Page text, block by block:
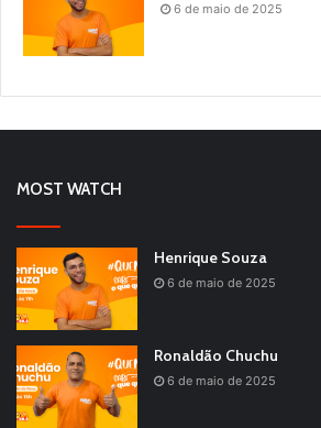
6 de maio de 2025
MOST WATCH
Henrique Souza
6 de maio de 2025
Ronaldão Chuchu
6 de maio de 2025